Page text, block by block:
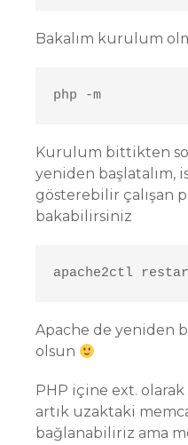
Bakalım kurulum
php -m
Kurulum bittikten
yeniden başlatalım,
gösterebilir çalışan
bakabilirsiniz
apache2ctl
Apache de yeniden
olsun
PHP içine ext.
artık uzaktaki
bağlanabiliriz ama